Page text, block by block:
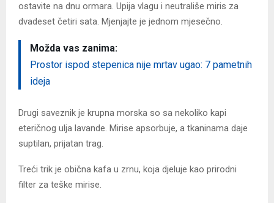
ostavite na dnu ormara. Upija vlagu i neutrališe miris za
dvadeset četiri sata. Mjenjajte je jednom mjesečno.
Možda vas zanima:
Prostor ispod stepenica nije mrtav ugao: 7 pametnih
ideja
Drugi saveznik je krupna morska so sa nekoliko kapi
eteričnog ulja lavande. Mirise apsorbuje, a tkaninama daje
suptilan, prijatan trag.
Treći trik je obična kafa u zrnu, koja djeluje kao prirodni
filter za teške mirise.